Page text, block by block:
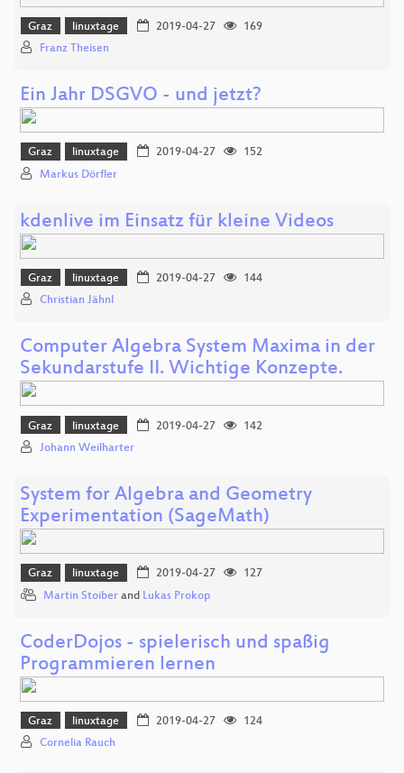
Graz linuxtage 2019-04-27
169
Franz Theisen
Ein Jahr DSGVO - und jetzt?
Graz linuxtage 2019-04-27
152
Markus Dörfler
kdenlive im Einsatz für kleine Videos
Graz linuxtage 2019-04-27
144
Christian Jähnl
Computer Algebra System Maxima in der
Sekundarstufe II. Wichtige Konzepte.
Graz linuxtage 2019-04-27
142
Johann Weilharter
System for Algebra and Geometry
Experimentation (SageMath)
Graz linuxtage 2019-04-27
127
Martin Stoiber and Lukas Prokop
CoderDojos - spielerisch und spaßig
Programmieren lernen
Graz linuxtage 2019-04-27
124
Cornelia Rauch